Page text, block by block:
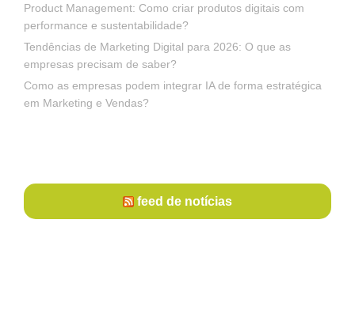
Product Management: Como criar produtos digitais com
performance e sustentabilidade?
Tendências de Marketing Digital para 2026: O que as
empresas precisam de saber?
Como as empresas podem integrar IA de forma estratégica
em Marketing e Vendas?
feed de notícias